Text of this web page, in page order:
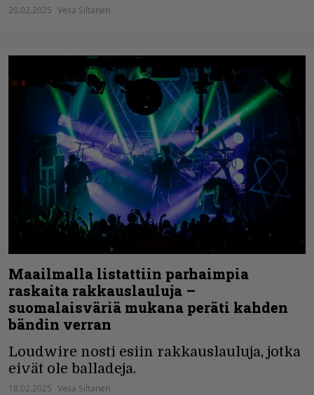
20.02.2025 Vesa Siltanen
Maailmalla listattiin parhaimpia
raskaita rakkauslauluja –
suomalaisväriä mukana peräti kahden
bändin verran
Loudwire nosti esiin rakkauslauluja, jotka
eivät ole balladeja.
18.02.2025 Vesa Siltanen